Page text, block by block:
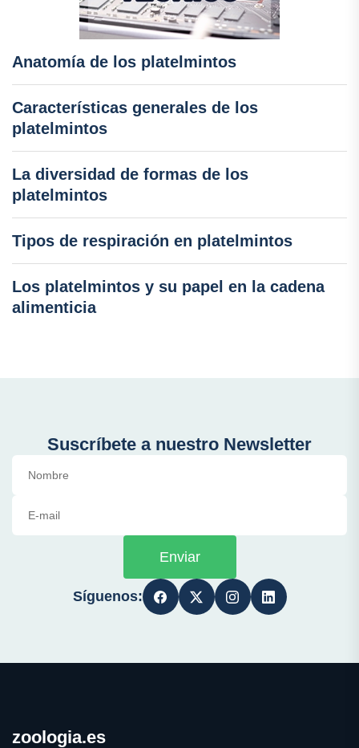
Anatomía de los platelmintos
Características generales de los
platelmintos
La diversidad de formas de los
platelmintos
Tipos de respiración en platelmintos
Los platelmintos y su papel en la cadena
alimenticia
Suscríbete a nuestro Newsletter
Enviar
Síguenos:
zoologia.es